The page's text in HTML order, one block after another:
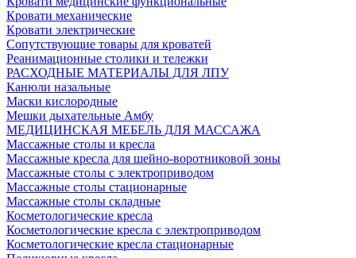
Кровати механические
Кровати электрические
Сопутствующие товары для кроватей
Реанимационные столики и тележки
РАСХОДНЫЕ МАТЕРИАЛЫ ДЛЯ ЛПУ
Канюли назальные
Маски кислородные
Мешки дыхательные Амбу
МЕДИЦИНСКАЯ МЕБЕЛЬ ДЛЯ МАССАЖА
Массажные столы и кресла
Массажные кресла для шейно-воротниковой зоны
Массажные столы с электроприводом
Массажные столы стационарные
Массажные столы складные
Косметологические кресла
Косметологические кресла с электроприводом
Косметологические кресла стационарные